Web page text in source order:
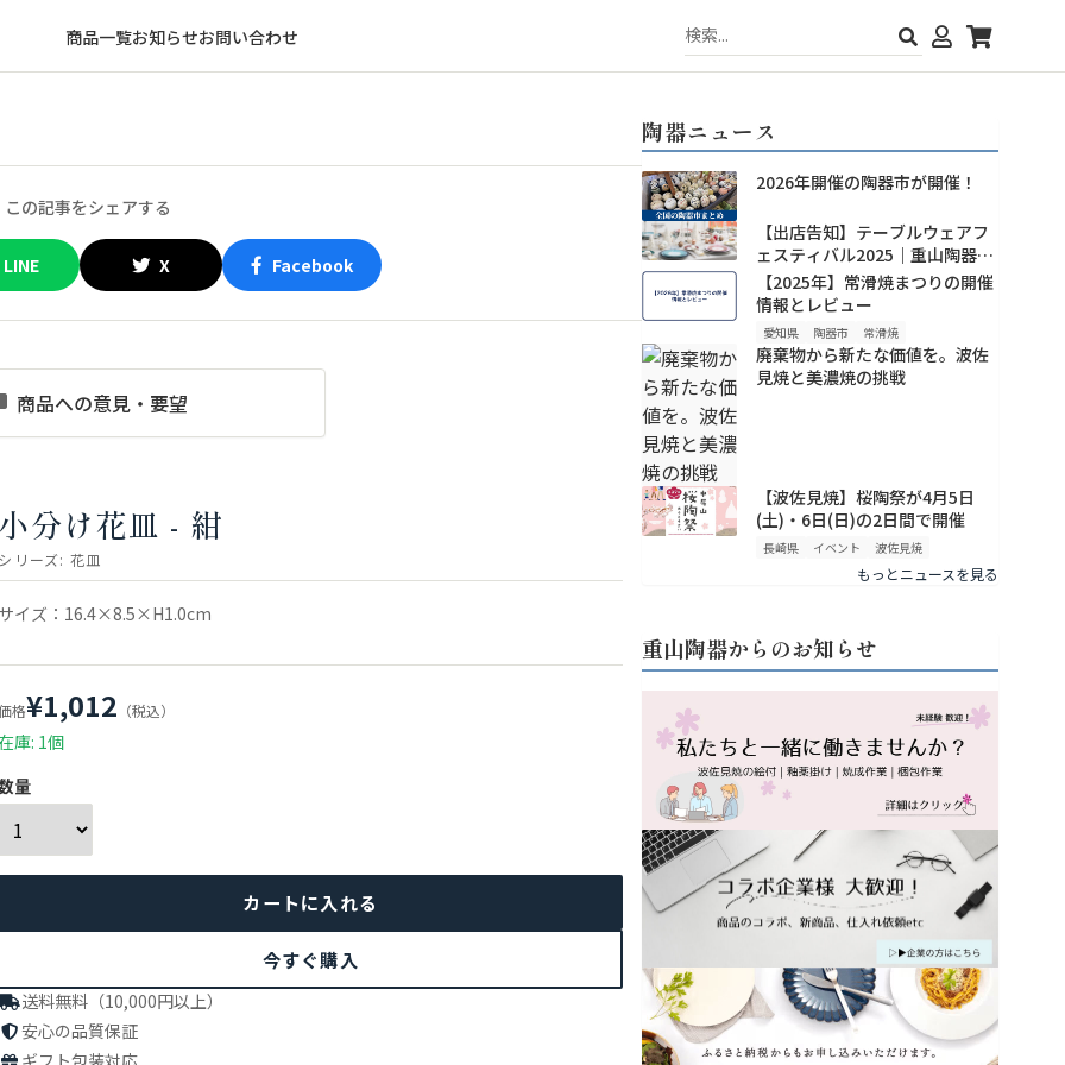
商品一覧お知らせお問い合わせ
この記事をシェアする
LINE X Facebook
商品への意見・要望
分け花皿 - 紺
リーズ: 花皿
イズ：16.4×8.5×H1.0cm
格¥1,012 （税込）
庫: 1個
量
今すぐ購入
送料無料（10,000円以上）
安心の品質保証
ギフト包装対応
陶器ニュース
2026年開催の陶器市が開催！
【出店告知】テーブルウェアフ
ェスティバル2025｜重山陶器の
新作・人気波佐見焼を東京ドー
ムで！
【2025年】常滑焼まつりの開催
情報とレビュー
愛知県 陶器市 常滑焼
廃棄物から新たな価値を。波佐
見焼と美濃焼の挑戦
【波佐見焼】桜陶祭が4月5日
(土)・6日(日)の2日間で開催
長崎県 イベント 波佐見焼
もっとニュースを見る
重山陶器からのお知らせ